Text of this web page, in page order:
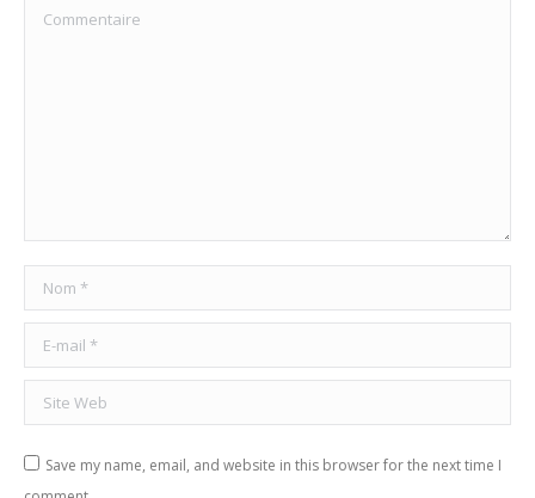
Commentaire
Nom *
E-mail *
Site Web
Save my name, email, and website in this browser for the next time I